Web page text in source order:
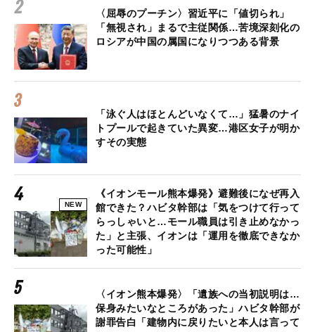
〈屈辱のプーチン〉習近平に「値切られ」
「無視され」まるで主従関係…苦境深刻化の
ロシアが中国の属国になりつつある背景
「泳ぐ人はほとんどいなくて…」猛暑のナイ
トプールで起きていた異変…港区女子が明か
すその実態
NEW
《イオンモール熊本爆発》避難後になぜ再入
館できた？ハビタ幹部は「気をつけて行って
らっしゃいと…モール職員は引き止めなかっ
た」と主張、イオンは「運用を徹底できなか
った可能性」
〈イオン熊本爆発〉「遺族への当初説明は…
保身みたいなところがあった」ハビタ幹部が
謝罪告白「建物内に戻りたいと本人は言って